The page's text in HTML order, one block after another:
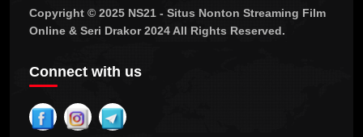
Copyright © 2025 NS21 - Situs Nonton Streaming Film
Online & Seri Drakor 2024 All Rights Reserved.
Connect with us